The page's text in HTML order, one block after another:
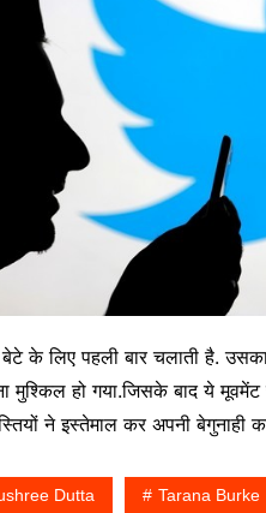
के लिए पहली बार चलाती है.
हो गया.जिसके बाद ये
ने इस्तेमाल कर अपनी बेगुनाही
Dutta Tarana Burke